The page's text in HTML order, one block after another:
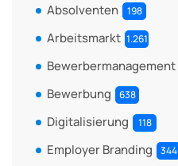
Absolventen 198
Arbeitsmarkt 1.261
Bewerbermanagement
Bewerbung 638
Digitalisierung 118
Employer Branding 344